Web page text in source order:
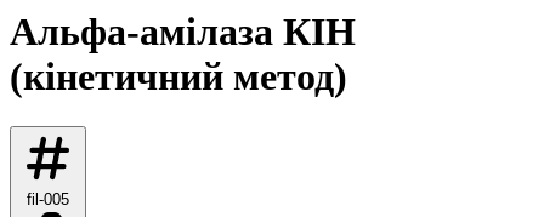
Альфа-амілаза КІН
(кінетичний метод)
fil-005